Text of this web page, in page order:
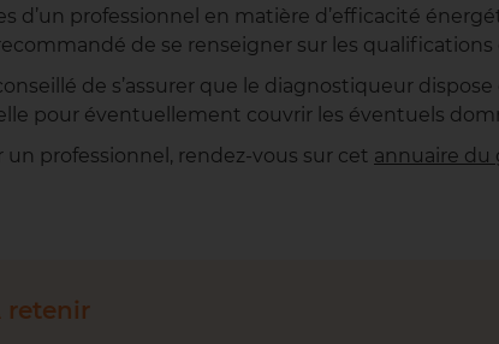
d’un professionnel en matière d’efficacité
de se renseigner sur les
de s’assurer que le diagnostiqueur
pour éventuellement couvrir les éventuels
un professionnel, rendez-vous sur cet annuaire du
retenir